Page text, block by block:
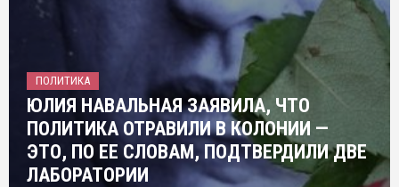
ПОЛИТИКА
ЮЛИЯ НАВАЛЬНАЯ ЗАЯВИЛА, ЧТО
ПОЛИТИКА ОТРАВИЛИ В КОЛОНИИ —
ЭТО, ПО ЕЕ СЛОВАМ, ПОДТВЕРДИЛИ ДВЕ
ЛАБОРАТОРИИ